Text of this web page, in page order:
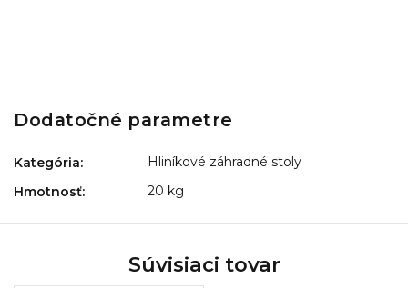
Dodatočné parametre
Kategória:
Hliníkové záhradné stoly
Hmotnosť: 20 kg
Súvisiaci tovar